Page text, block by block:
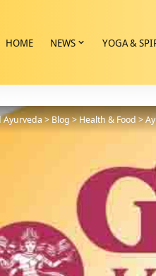
HOME NEWS YOGA &
Ayurveda>Blog>Health & Food>